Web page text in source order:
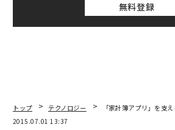
無料登録
トップ テクノロジー
「家計簿アプリ」を
2015.07.01 13:37